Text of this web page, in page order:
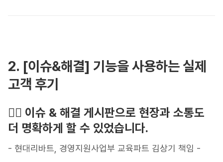
2. [이슈&해결] 기능을 사용하는 실제
고객 후기
🙆‍♂️ 이슈 & 해결 게시판으로 현장과 소통도
더 명확하게 할 수 있었습니다.
- 현대리바트, 경영지원사업부 교육파트 김상기 책임 -